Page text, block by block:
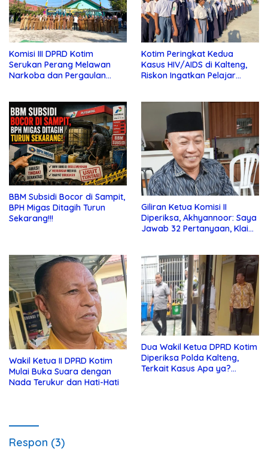
Komisi III DPRD Kotim
Serukan Perang Melawan
Narkoba dan Pergaulan
Kotim Peringkat Kedua
Kasus HIV/AIDS di Kalteng,
Riskon Ingatkan Pelajar
BBM Subsidi Bocor di Sampit,
BPH Migas Ditagih Turun
Sekarang!!!
Giliran Ketua Komisi II
Diperiksa, Akhyannoor: Saya
Jawab 32 Pertanyaan, Klaim
Wakil Ketua II DPRD Kotim
Mulai Buka Suara dengan
Nada Terukur dan Hati-Hati
Dua Wakil Ketua DPRD Kotim
Diperiksa Polda Kalteng,
Terkait Kasus Apa ya?…
Respon (3)